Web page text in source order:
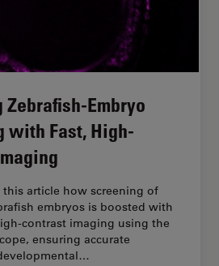
Zebrafish-Embryo
with Fast, High-
this article how screening of
embryos is boosted with
contrast imaging using the
ensuring accurate